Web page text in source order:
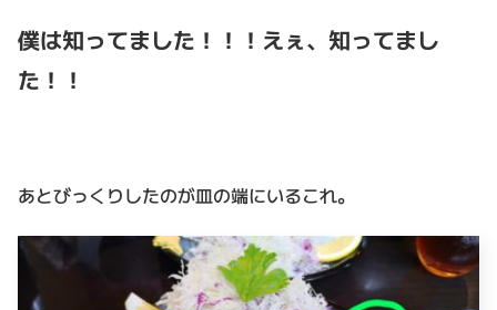
僕は知ってました！！！えぇ、知ってまし
た！！
あとびっくりしたのが皿の端にいるこれ。